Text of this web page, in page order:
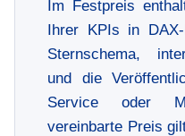
Im Festpreis
Ihrer KPIs in
Sternschema,
und die
Service oder
vereinbarte Preis